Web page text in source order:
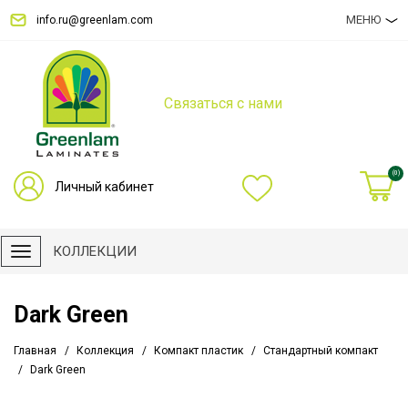
info.ru@greenlam.com МЕНЮ
Связаться с нами
Личный кабинет
(0)
КОЛЛЕКЦИИ
Dark Green
Главная Коллекция Компакт пластик
Стандартный компакт
Dark Green